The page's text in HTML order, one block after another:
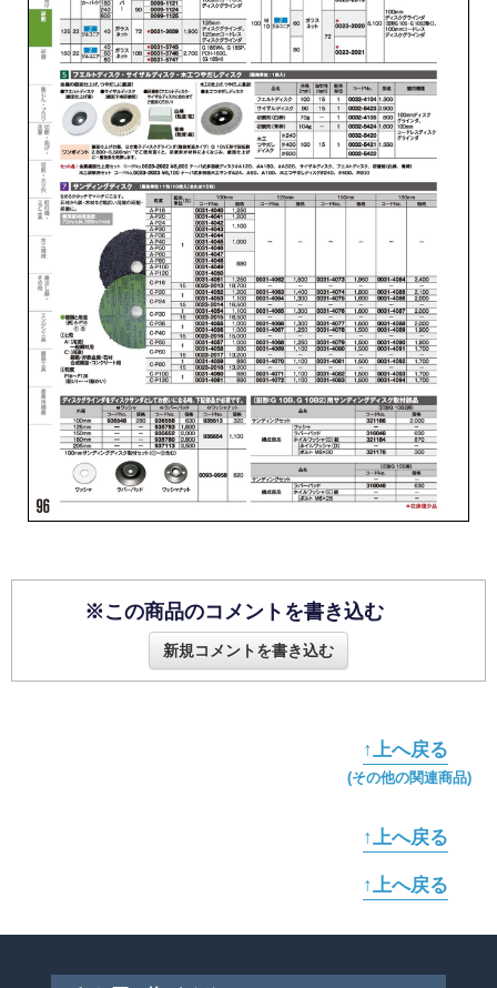
※この商品のコメントを書き込む
新規コメントを書き込む
↑上へ戻る
(その他の関連商品)
↑上へ戻る
↑上へ戻る